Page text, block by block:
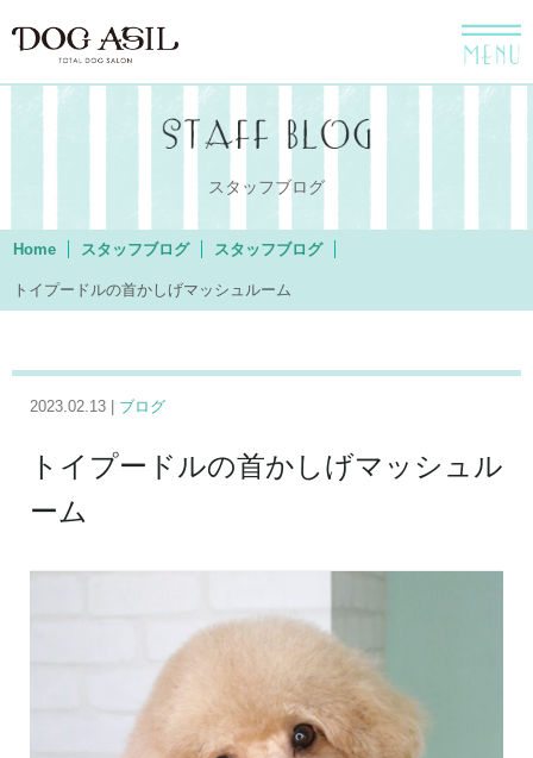
menu
スタッフブログ
Home スタッフブログ スタッフブログ
トイプードルの首かしげマッシュルーム
2023.02.13 | ブログ
トイプードルの首かしげマッシュル
ーム